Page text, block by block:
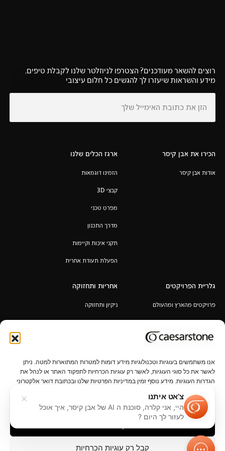
אנו משתמשים בעוגיות וטכנולוגיות מידע דומות למטרות המתוארות למטה. ניתן
לאשר את כל סוגי העוגיות, לאשר רק עוגיות הכרחיות לתפקוד האתר או לנהל את
הגדרות העוגיות. מידע נוסף זמין במדיניות הפרטיות שלנו ובכתובת דואר אלקטרוני
קבל רק עוגיות הכרחיות
רוצים להשאר מעודכנים? הצטרפו לניוזלטר שלנו לקבלת טיפים,
מידע והשראות שיעזרו לך להגשים כל חלום עיצובי
הכירו את אבן קיסר
אודות אבן קיסר
ארגז הכלים שלנו
הזמינו דוגמאות
קבצי 3D
מפרט טכני
מדרך התכנון
תקני איכות וקיימות
הפעלת תעודת אחרית
גלריית הפרויקטים
פרויקטים מהארץ ומהעולם
אחריות ותחזוקה
ניקיון ותחזוקה
אחריות לכל החיים
פרטיות נהל הגדרות פרטיות נגישות קשרי משקיעים
צ’אט איתנו
היי, אני קלרה, סוכנת ה AI של אבן קיסר, איך אוכל
לעזור לך היום ?